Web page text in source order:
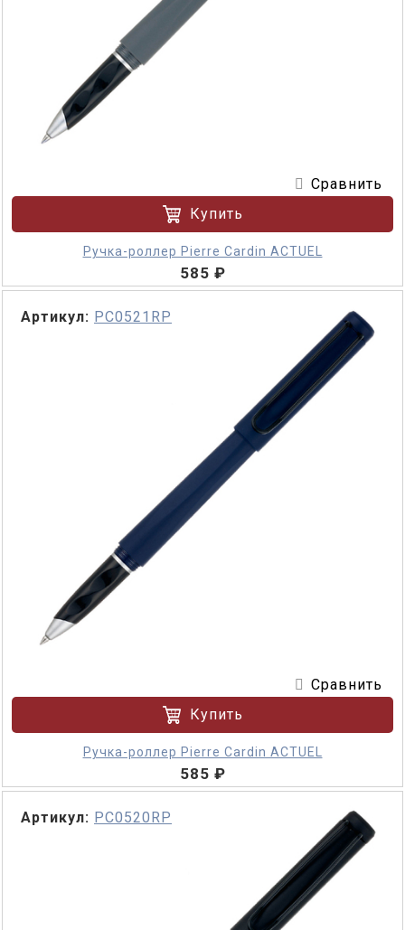
Сравнить
Купить
Ручка-роллер Pierre Cardin ACTUEL
585 ₽
Артикул: PC0521RP
Сравнить
Купить
Ручка-роллер Pierre Cardin ACTUEL
585 ₽
Артикул: PC0520RP